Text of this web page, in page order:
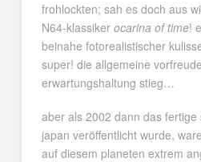
frohlockten; sah es doch aus
N64-klassiker ocarina of time!
beinahe fotorealistischer
super! die allgemeine
erwartungshaltung stieg…
aber als 2002 dann das fertige
japan veröffentlicht wurde,
auf diesem planeten extrem